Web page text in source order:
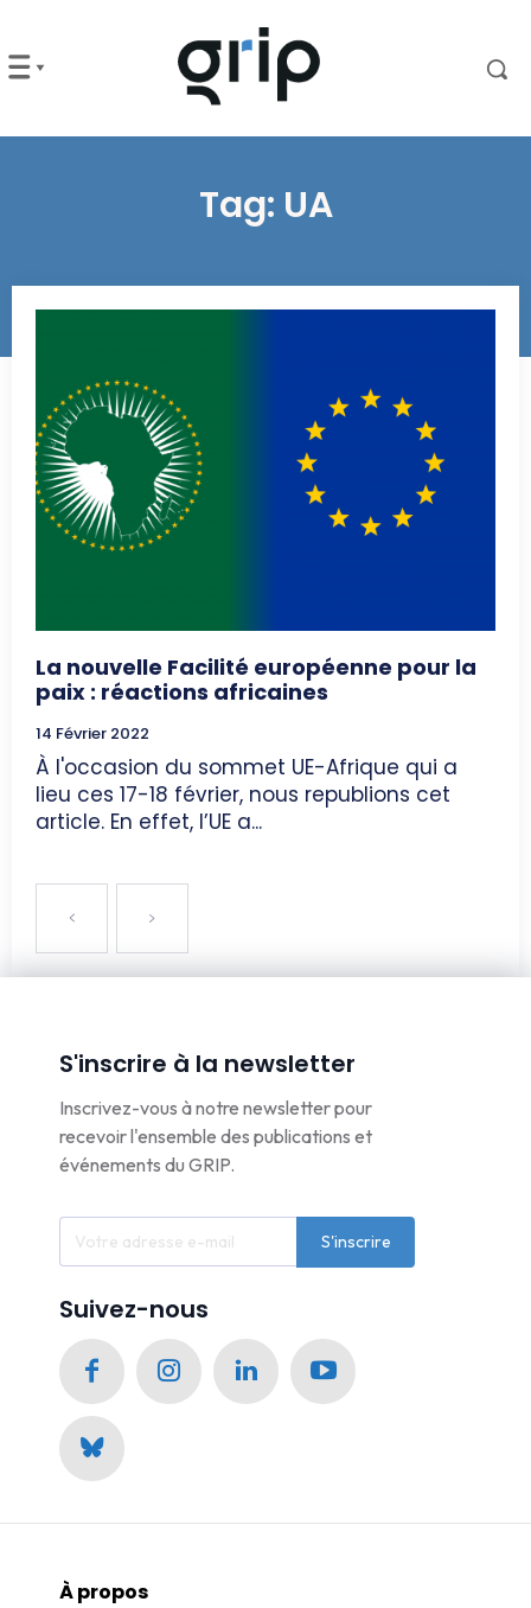
Tag: UA
La nouvelle Facilité européenne pour la
paix : réactions africaines
14 Février 2022
À l'occasion du sommet UE-Afrique qui a
lieu ces 17-18 février, nous republions cet
article. En effet, l’UE a...
S'inscrire à la newsletter
Inscrivez-vous à notre newsletter pour
recevoir l'ensemble des publications et
événements du GRIP.
S'inscrire
Suivez-nous
À propos